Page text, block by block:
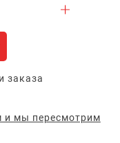
заказа
и мы пересмотрим